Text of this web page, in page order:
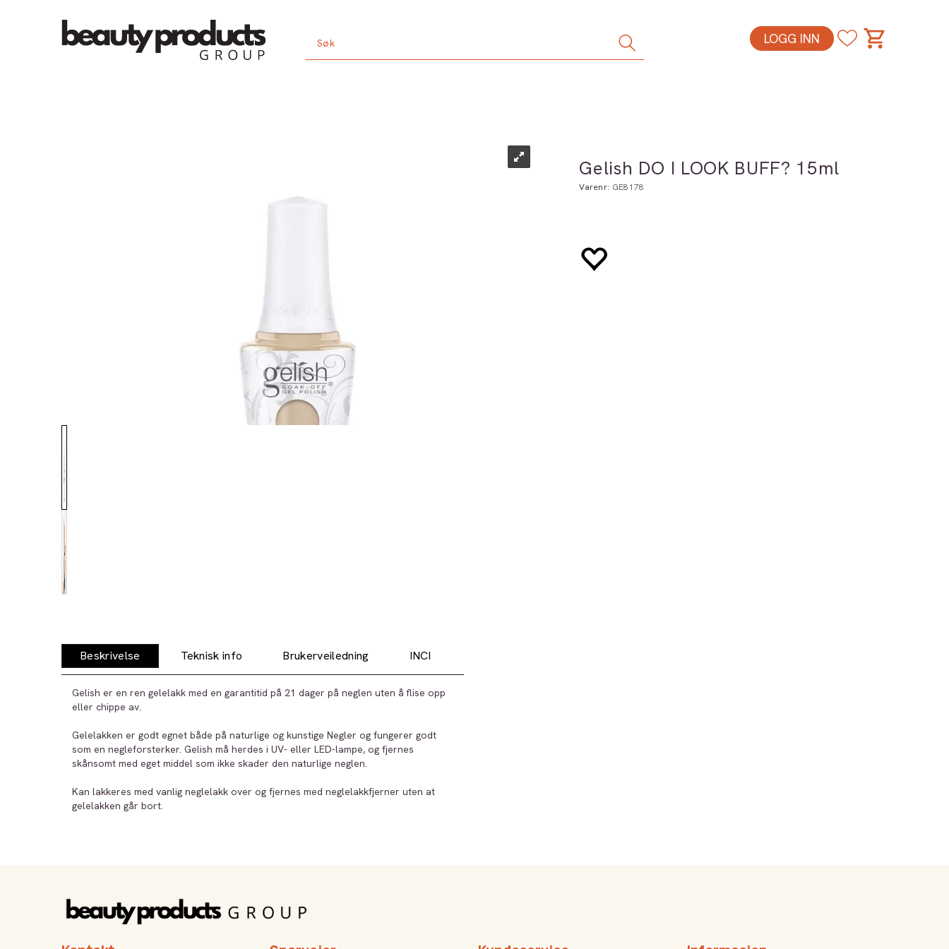
LOGG INN
Gelish DO I LOOK BUFF? 15ml
Varenr: GE8178
Beskrivelse Teknisk info Brukerveiledning INCI
Gelish er en ren gelelakk med en garantitid på 21 dager på neglen uten å flise opp
eller chippe av.
Gelelakken er godt egnet både på naturlige og kunstige Negler og fungerer godt
som en negleforsterker. Gelish må herdes i UV- eller LED-lampe, og fjernes
skånsomt med eget middel som ikke skader den naturlige neglen.
Kan lakkeres med vanlig neglelakk over og fjernes med neglelakkfjerner uten at
gelelakken går bort.